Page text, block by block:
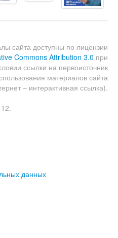
сайта доступны по лицензии
Commons Attribution 3.0 при
ссылки на первоисточник
материалов сайта
– интерактивная ссылка).
данных